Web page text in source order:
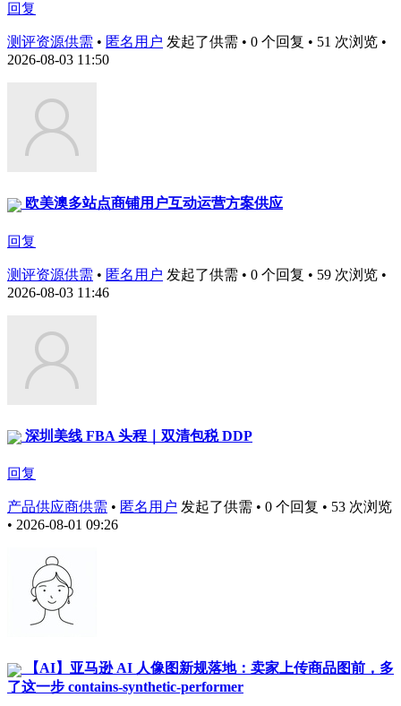
回复
测评资源供需 • 匿名用户 发起了供需 • 0 个回复 • 51 次浏览 •
2026-08-03 11:50
欧美澳多站点商铺用户互动运营方案供应
回复
测评资源供需 • 匿名用户 发起了供需 • 0 个回复 • 59 次浏览 •
2026-08-03 11:46
深圳美线 FBA 头程｜双清包税 DDP
回复
产品供应商供需 • 匿名用户 发起了供需 • 0 个回复 • 53 次浏览
• 2026-08-01 09:26
【AI】亚马逊 AI 人像图新规落地：卖家上传商品图前，多
了这一步 contains-synthetic-performer